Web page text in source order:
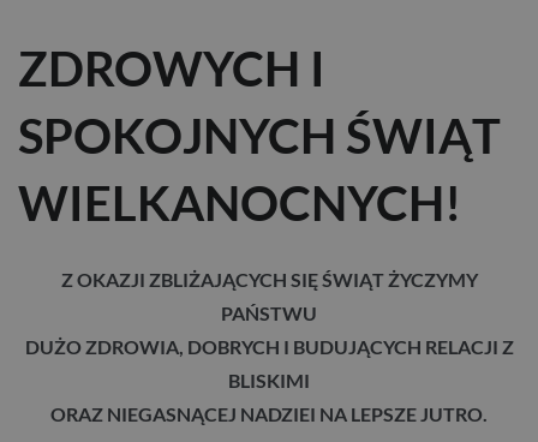
ZDROWYCH I
SPOKOJNYCH ŚWIĄT
WIELKANOCNYCH!
Z OKAZJI ZBLIŻAJĄCYCH SIĘ ŚWIĄT ŻYCZYMY
PAŃSTWU
DUŻO ZDROWIA, DOBRYCH I BUDUJĄCYCH RELACJI Z
BLISKIMI
ORAZ NIEGASNĄCEJ NADZIEI NA LEPSZE JUTRO.